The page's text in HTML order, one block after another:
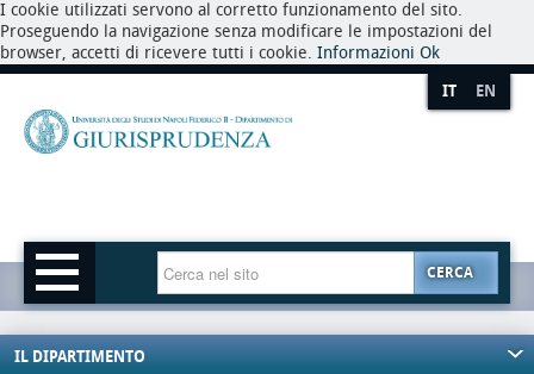
I cookie utilizzati servono al corretto funzionamento del sito.
Proseguendo la navigazione senza modificare le impostazioni del
browser, accetti di ricevere tutti i cookie. Informazioni Ok
IT EN
CERCA
IL DIPARTIMENTO